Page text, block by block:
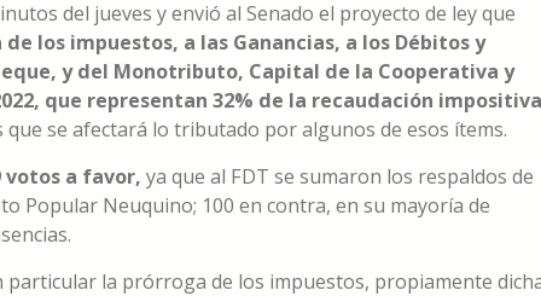
del jueves y envió al Senado el proyecto de ley que
los impuestos, a las Ganancias, a los Débitos y
y del Monotributo, Capital de la Cooperativa y
que representan 32% de la recaudación impositiva
que se afectará lo tributado por algunos de esos ítems.
votos a favor, ya que al FDT se sumaron los respaldos de
Popular Neuquino; 100 en contra, en su mayoría de
particular la prórroga de los impuestos, propiamente